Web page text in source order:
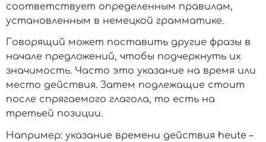
соответствует определенным правилам,
установленным в немецкой грамматике.
Говорящий может поставить другие фразы в
начале предложений, чтобы подчеркнуть их
значимость. Часто это указание на время или
место действия. Затем подлежащие стоит
после спрягаемого глагола, то есть на
третьей позиции.
Например: указание времени действия heute –